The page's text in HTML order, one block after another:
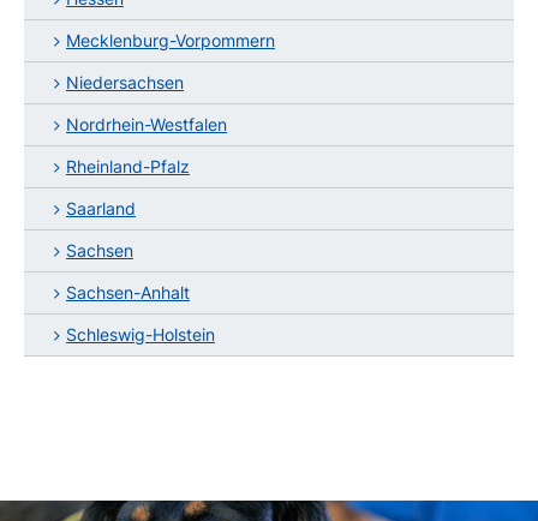
Mecklenburg-Vorpommern
Niedersachsen
Nordrhein-Westfalen
Rheinland-Pfalz
Saarland
Sachsen
Sachsen-Anhalt
Schleswig-Holstein